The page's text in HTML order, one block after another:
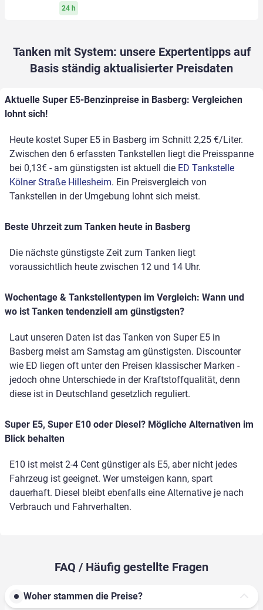
24 h
Tanken mit System: unsere Expertentipps auf
Basis ständig aktualisierter Preisdaten
Aktuelle Super E5-Benzinpreise in Basberg: Vergleichen
lohnt sich!
Heute kostet Super E5 in Basberg im Schnitt 2,25 €/Liter.
Zwischen den 6 erfassten Tankstellen liegt die Preisspanne
bei 0,13€ - am günstigsten ist aktuell die ED Tankstelle
Kölner Straße Hillesheim. Ein Preisvergleich von
Tankstellen in der Umgebung lohnt sich meist.
Beste Uhrzeit zum Tanken heute in Basberg
Die nächste günstigste Zeit zum Tanken liegt
voraussichtlich heute zwischen 12 und 14 Uhr.
Wochentage & Tankstellentypen im Vergleich: Wann und
wo ist Tanken tendenziell am günstigsten?
Laut unseren Daten ist das Tanken von Super E5 in
Basberg meist am Samstag am günstigsten. Discounter
wie ED liegen oft unter den Preisen klassischer Marken -
jedoch ohne Unterschiede in der Kraftstoffqualität, denn
diese ist in Deutschland gesetzlich reguliert.
Super E5, Super E10 oder Diesel? Mögliche Alternativen im
Blick behalten
E10 ist meist 2-4 Cent günstiger als E5, aber nicht jedes
Fahrzeug ist geeignet. Wer umsteigen kann, spart
dauerhaft. Diesel bleibt ebenfalls eine Alternative je nach
Verbrauch und Fahrverhalten.
FAQ / Häufig gestellte Fragen
Woher stammen die Preise?